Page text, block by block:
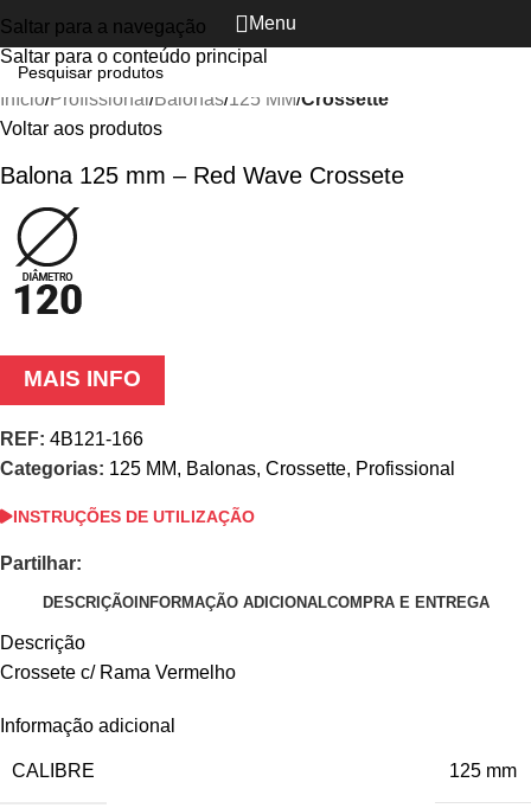
Saltar para a navegação
Saltar para o conteúdo principal
Menu
Clique para ampliar
Início Profissional Balonas 125 MM Crossette
Voltar aos produtos
Balona 125 mm – Red Wave Crossete
MAIS INFO
REF: 4B121-166
Categorias: 125 MM, Balonas, Crossette, Profissional
INSTRUÇÕES DE UTILIZAÇÃO
Partilhar:
DESCRIÇÃOINFORMAÇÃO ADICIONALCOMPRA E ENTREGA
Descrição
Crossete c/ Rama Vermelho
Informação adicional
CALIBRE 125 mm